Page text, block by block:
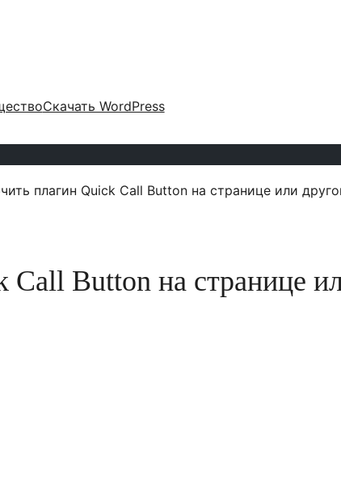
Скачать WordPress
плагин Quick Call Button на странице или
Button на странице